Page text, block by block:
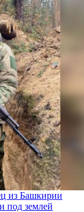
из Башкирии
под землей